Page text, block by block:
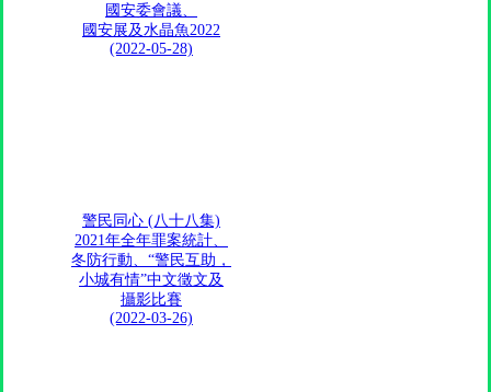
國安委會議、
國安展及水晶魚2022
(2022-05-28)
警民同心 (八十八集)
2021年全年罪案統計、
冬防行動、“警民互助，
小城有情”中文徵文及
攝影比賽
(2022-03-26)